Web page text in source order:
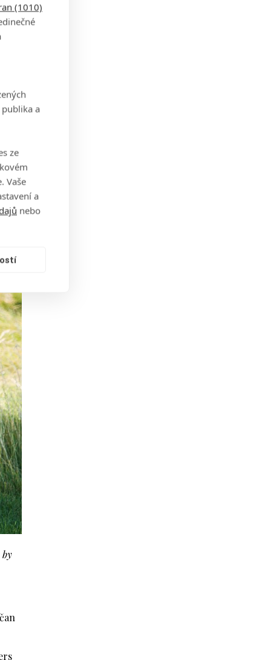
(1010)
a
ze
Vaše
a
nebo
by